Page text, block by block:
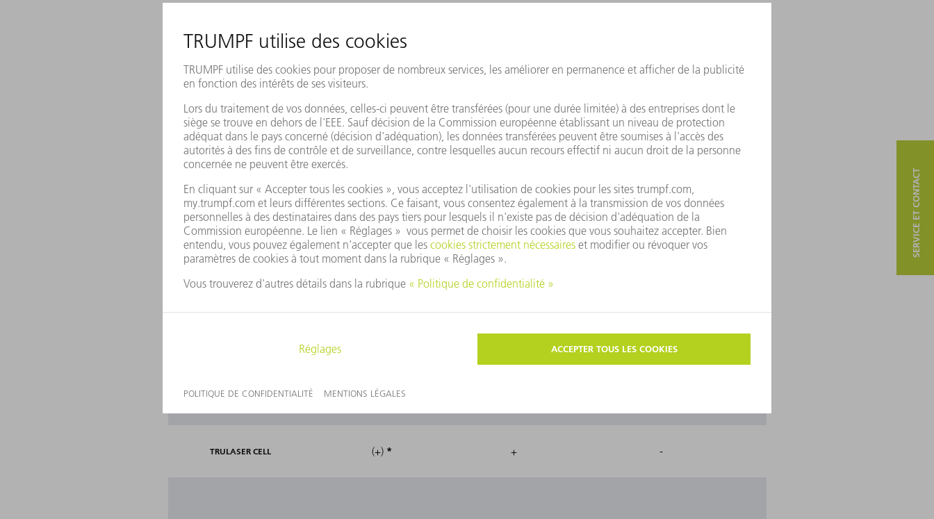
LASERS ET SYSTÈMES LASER SMART VIEW SERVICES
TRUDISK
TRUFIBER + + +
TRUMARK + - -
TRUMICRO + + -
+
TRUDIODE +
TRULASER CELL (+) * + -
SERVICE ET CONTACT